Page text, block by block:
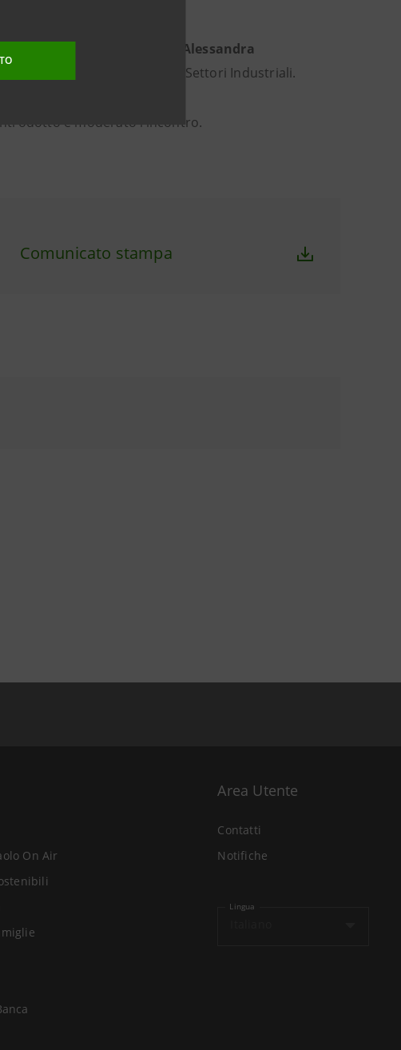
Alessandra
il 106° Rapporto Analisi dei Settori Industriali.
e moderato l’incontro.
Comunicato stampa
On Air
Area Utente
Contatti
Notifiche
Lingua